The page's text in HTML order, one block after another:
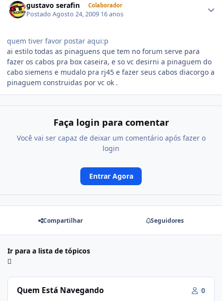
gustavo serafin Colaborador
PostadoAgosto 24, 2009 16 anos
quem tiver favor postar aqui:p
ai estilo todas as pinaguens que tem no forum serve para
fazer os cabos pra box caseira, e so vc desirni a pinaguem do
cabo siemens e mudalo pra rj45 e fazer seus cabos diacorgo a
pinaguem construidas por vc ok .
Faça login para comentar
Você vai ser capaz de deixar um comentário após fazer o
login
Entrar Agora
Compartilhar Seguidores
Ir para a lista de tópicos
Quem Está Navegando 0